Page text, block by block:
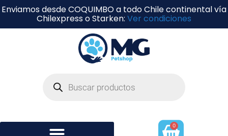
Enviamos desde COQUIMBO a todo Chile continental vía
Chilexpress o Starken: Ver condiciones
0